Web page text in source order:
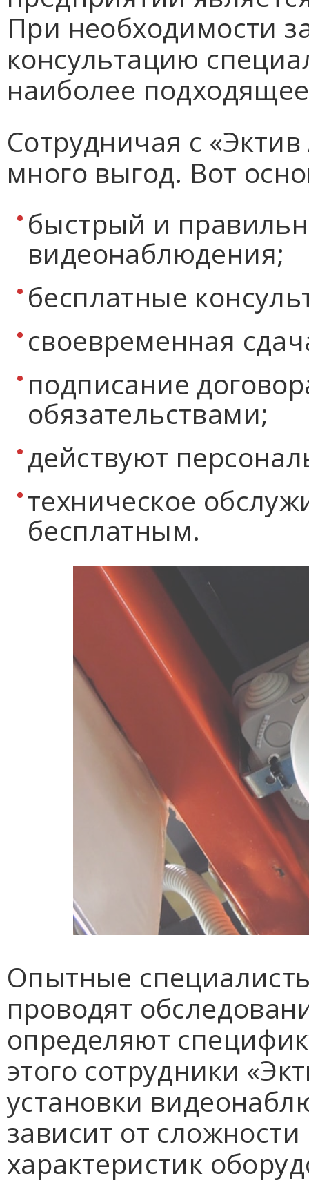
При необходимости
консультацию
наиболее
Сотрудничая с
много выгод. Вот
быстрый и
видеонаблюдения;
бесплатные
своевременная
подписание
обязательствами;
действуют
техническое
бесплатным.
Опытные
проводят
определяют
этого сотрудники
установки
зависит от
характеристик